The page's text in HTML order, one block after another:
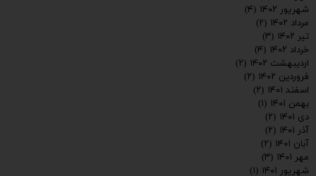
شهریور ۱۴۰۲
(۴)
مرداد ۱۴۰۲
(۲)
تیر ۱۴۰۲
(۳)
خرداد ۱۴۰۲
(۴)
اردیبهشت ۱۴۰۲
(۲)
فروردین ۱۴۰۲
(۲)
اسفند ۱۴۰۱
(۲)
بهمن ۱۴۰۱
(۱)
دی ۱۴۰۱
(۲)
آذر ۱۴۰۱
(۲)
آبان ۱۴۰۱
(۲)
مهر ۱۴۰۱
(۳)
شهریور ۱۴۰۱
(۱)